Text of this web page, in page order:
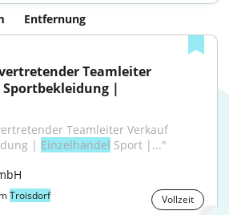
Entfernung
Teamleiter
Teamleiter Verkauf
| Einzelhandel Sport |..."
Troisdorf Vollzeit